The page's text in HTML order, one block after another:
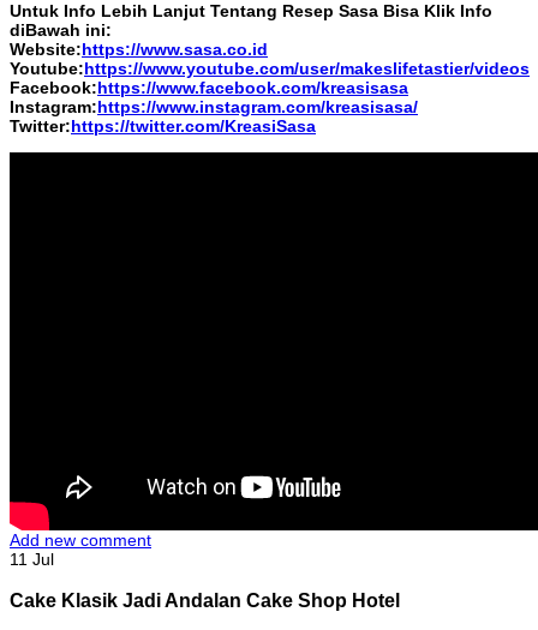
Untuk Info Lebih Lanjut Tentang Resep Sasa Bisa Klik Info
diBawah ini:
Website:https://www.sasa.co.id
Youtube:https://www.youtube.com/user/makeslifetastier/videos
Facebook:https://www.facebook.com/kreasisasa
Instagram:https://www.instagram.com/kreasisasa/
Twitter:https://twitter.com/KreasiSasa
Add new comment
11 Jul
Cake Klasik Jadi Andalan Cake Shop Hotel